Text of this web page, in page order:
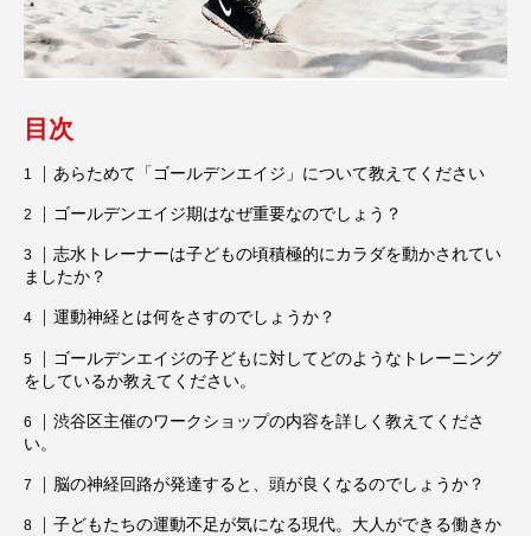
目次
あらためて「ゴールデンエイジ」について教えてください
ゴールデンエイジ期はなぜ重要なのでしょう？
志水トレーナーは子どもの頃積極的にカラダを動かされてい
ましたか？
運動神経とは何をさすのでしょうか？
ゴールデンエイジの子どもに対してどのようなトレーニング
をしているか教えてください。
渋谷区主催のワークショップの内容を詳しく教えてくださ
い。
脳の神経回路が発達すると、頭が良くなるのでしょうか？
子どもたちの運動不足が気になる現代。大人ができる働きか